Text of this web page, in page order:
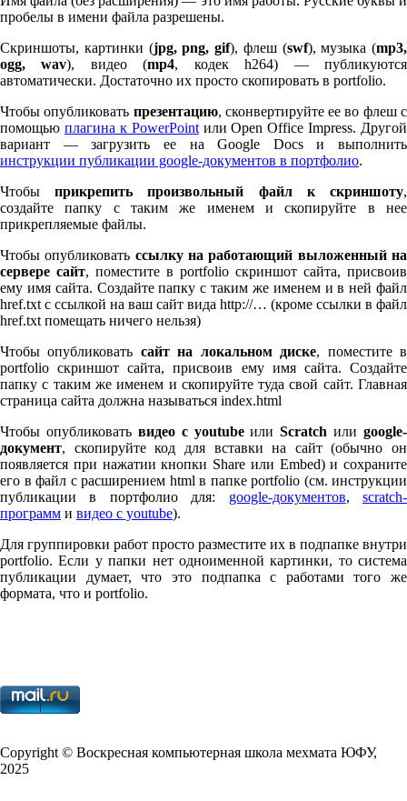
пробелы в имени файла разрешены.
Скриншоты, картинки (jpg, png, gif), флеш (swf), музыка (mp3,
ogg, wav), видео (mp4, кодек h264) — публикуются
автоматически. Достаточно их просто скопировать в port­fo­lio.
Чтобы опубликовать презентацию, сконвертируйте ее во флеш с
помощью плагина к Pow­er­Pointили Open Office Impress. Другой
вариант — загрузить ее на Google Docs и выполнить
инструкции публикации google-документов в портфолио.
Чтобыприкрепить произвольный файл к скриншоту,
создайте папку с таким же именем и скопируйте в нее
прикрепляемые файлы.
Чтобы опубликовать ссылку на работающий выложенный на
сервере сайт, поместите в port­fo­lio скриншот сайта, присвоив
ему имя сайта. Создайте папку с таким же именем и в ней файл
href.txt с ссылкой на ваш сайт вида http://… (кроме ссылки в файл
href.txt помещать ничего нельзя)
Чтобы опубликовать сайт на локальном диске, поместите в
port­fo­lio скриншот сайта, присвоив ему имя сайта. Создайте
папку с таким же именем и скопируйте туда свой сайт. Главная
страница сайта должна называться index.html
Чтобы опубликовать видео с youtubeилиScratch или google-
документ, скопируйте код для вставки на сайт (обычно он
появляется при нажатии кнопки Share или Embed) и сохраните
его в файл с расширением html в папке port­fo­lio (см. инструкции
публикации в портфолио для: google-документов,scratch-
программ и видео с youtube).
Для группировки работ просто разместите их в подпапке внутри
port­fo­lio. Если у папки нет одноименной картинки, то система
публикации думает, что это подпапка с работами того же
формата, что и port­fo­lio.
Copy­right © Воскресная компьютерная школа мехмата ЮФУ,
2025